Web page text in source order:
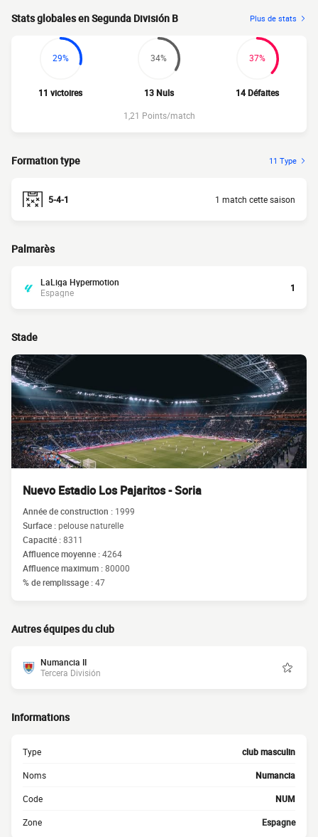
Stats globales en Segunda División B Plus de stats
29%
11 victoires
34%
13 Nuls
37%
14 Défaites
1,21 Points/match
Formation type 11 Type
5-4-1 1 match cette saison
Palmarès
LaLiga Hypermotion
Espagne
1
Stade
Nuevo Estadio Los Pajaritos - Soria
Année de construction : 1999
Surface :pelouse naturelle
Capacité :8311
Affluence moyenne :4264
Affluence maximum :80000
% de remplissage :47
Autres équipes du club
Numancia II
Tercera División
Informations
Type club masculin
Noms Numancia
Code NUM
Zone Espagne